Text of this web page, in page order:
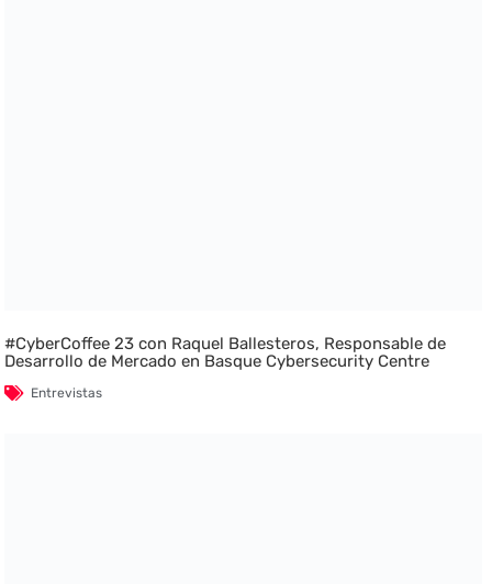
#CyberCoffee 23 con Raquel Ballesteros, Responsable de
Desarrollo de Mercado en Basque Cybersecurity Centre
Entrevistas